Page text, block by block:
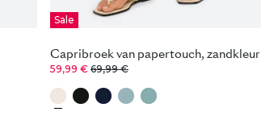
Sale
Capribroek van papertouch, zandkleur
59,99 € 69,99 €